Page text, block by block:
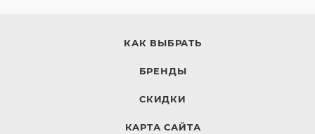
КАК ВЫБРАТЬ
БРЕНДЫ
СКИДКИ
КАРТА САЙТА